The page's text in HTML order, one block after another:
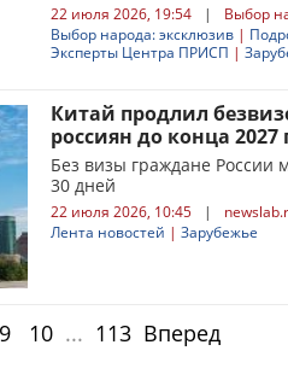
22 июля 2026, 19:54 |
Выбор
Выбор народа: эксклюзив |
Эксперты Центра ПРИСП |
Китай продлил
россиян до конца 2027
Без визы граждане России
30 дней
22 июля 2026, 10:45 |
Лента новостей | Зарубежье
9 10 ... 113 Вперед